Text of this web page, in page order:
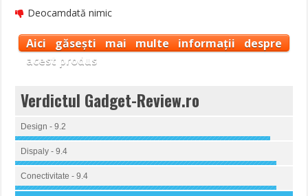
Deocamdată nimic
Aici găsești mai multe informații despre
acest produs
Verdictul Gadget-Review.ro
Design - 9.2
Dispaly - 9.4
Conectivitate - 9.4